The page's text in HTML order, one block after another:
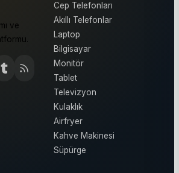
ve
Cep Telefonları
Akıllı Telefonlar
Laptop
Bilgisayar
Monitör
Tablet
Televizyon
Kulaklık
Airfryer
Kahve Makinesi
Süpürge